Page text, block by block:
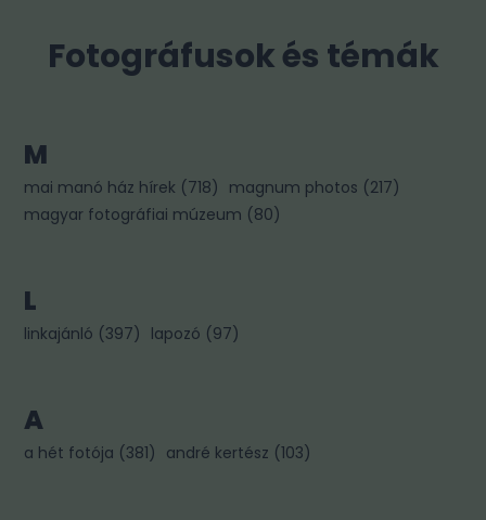
Fotográfusok és témák
M
mai manó ház hírek (718) magnum photos (217)
magyar fotográfiai múzeum (80)
L
linkajánló (397) lapozó (97)
A
a hét fotója (381) andré kertész (103)